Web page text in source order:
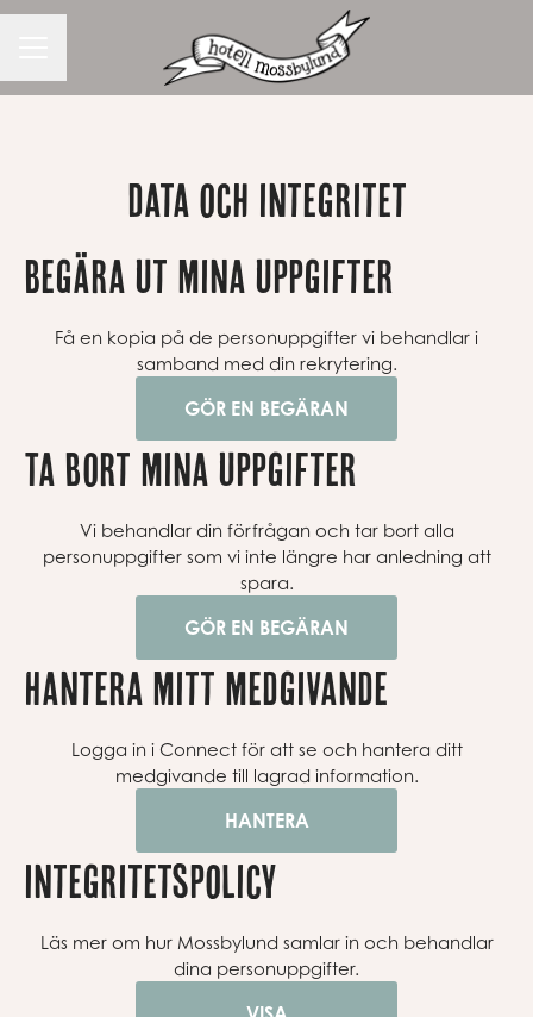
Data och integritet
Begära ut mina uppgifter
Få en kopia på de personuppgifter vi behandlar i
samband med din rekrytering.
GÖR EN BEGÄRAN
Ta bort mina uppgifter
Vi behandlar din förfrågan och tar bort alla
personuppgifter som vi inte längre har anledning att
spara.
GÖR EN BEGÄRAN
Hantera mitt medgivande
Logga in i Connect för att se och hantera ditt
medgivande till lagrad information.
HANTERA
Integritetspolicy
Läs mer om hur Mossbylund samlar in och behandlar
dina personuppgifter.